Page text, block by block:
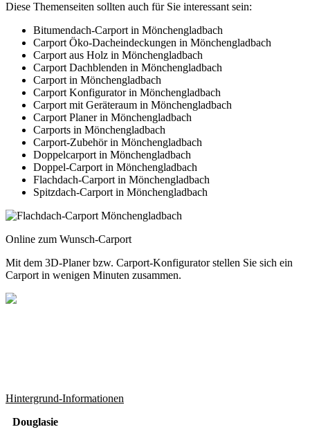
Diese Themenseiten sollten auch für Sie interessant sein:
Bitumendach-Carport in Mönchengladbach
Carport Öko-Dacheindeckungen in Mönchengladbach
Carport aus Holz in Mönchengladbach
Carport Dachblenden in Mönchengladbach
Carport in Mönchengladbach
Carport Konfigurator in Mönchengladbach
Carport mit Geräteraum in Mönchengladbach
Carport Planer in Mönchengladbach
Carports in Mönchengladbach
Carport-Zubehör in Mönchengladbach
Doppelcarport in Mönchengladbach
Doppel-Carport in Mönchengladbach
Flachdach-Carport in Mönchengladbach
Spitzdach-Carport in Mönchengladbach
Online zum Wunsch-Carport
Mit dem 3D-Planerbzw. Carport-Konfiguratorstellen Sie sich ein
Carport in wenigen Minuten zusammen.
Hintergrund-Informationen
Douglasie